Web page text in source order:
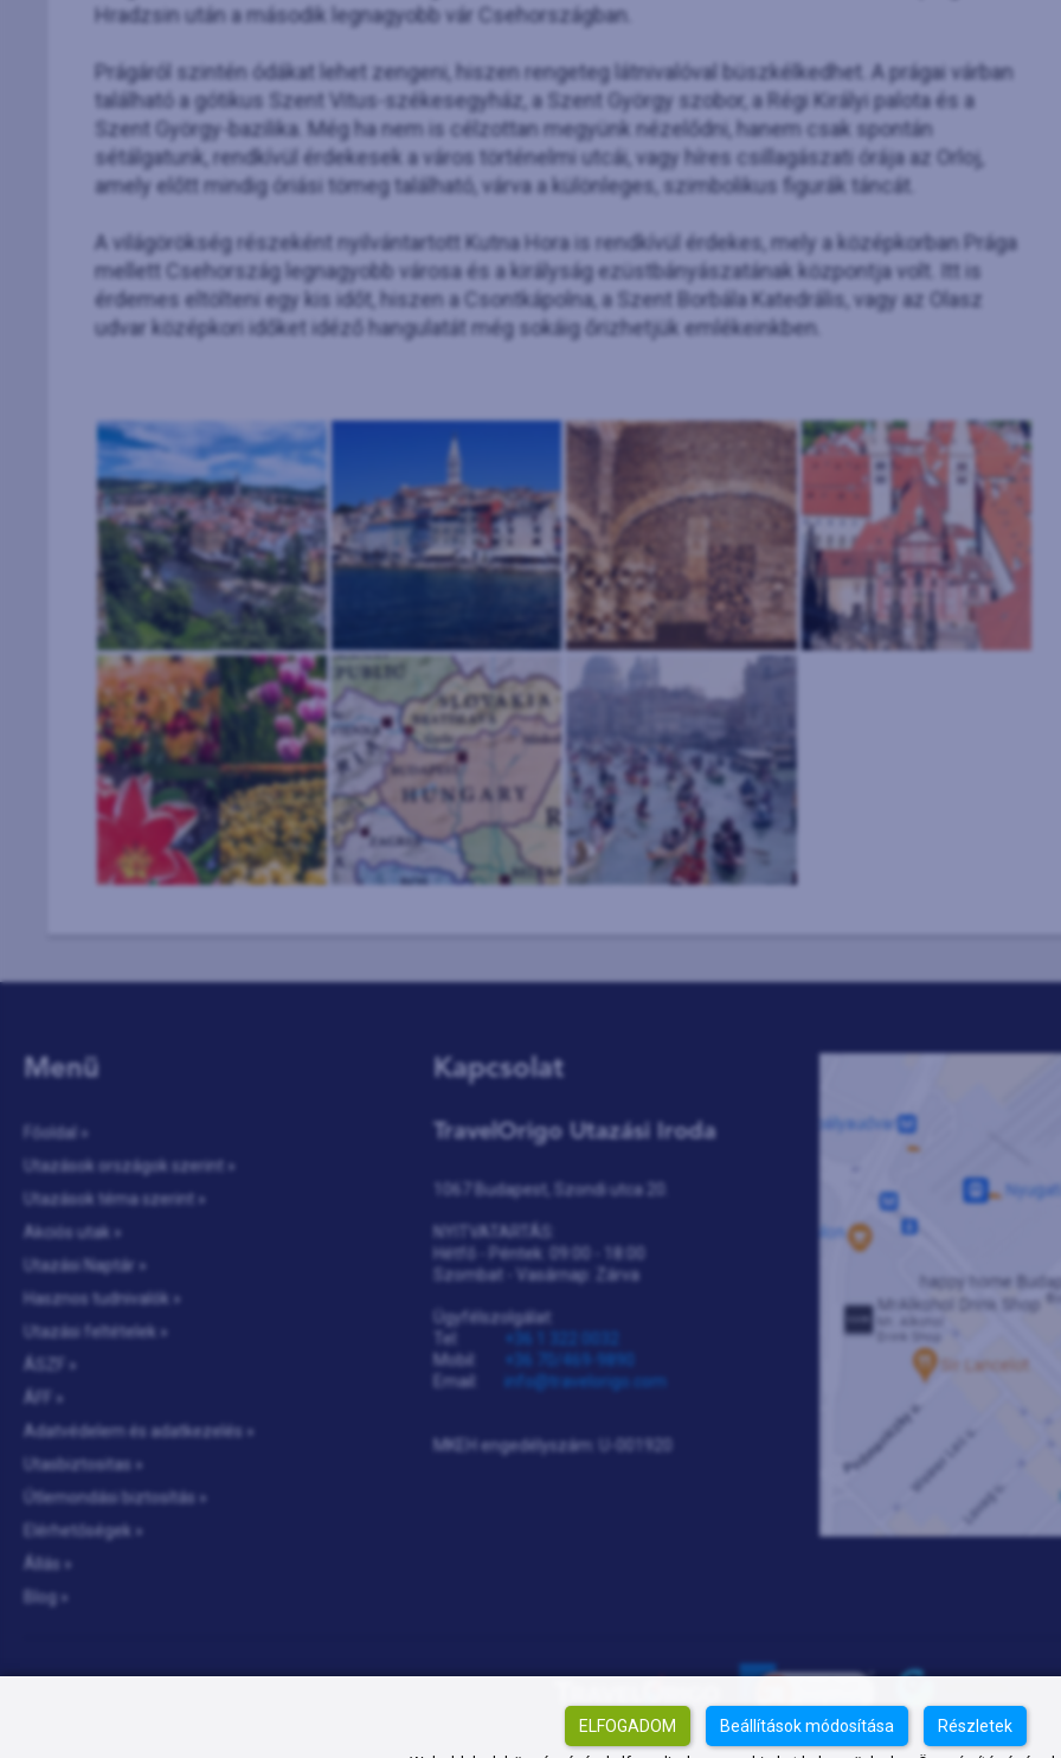
Hradzsin után a második legnagyobb vár Csehországban.
Prágáról szintén ódákat lehet zengeni, hiszen rengeteg látnivalóval büszkélkedhet. A prágai várban
található a gótikus Szent Vitus-székesegyház, a Szent György szobor, a Régi Királyi palota és a
Szent György-bazilika. Még ha nem is célzottan megyünk nézelődni, hanem csak spontán
sétálgatunk, rendkívül érdekesek a város történelmi utcái, vagy híres csillagászati órája az Orloj,
amely előtt mindig óriási tömeg található, várva a különleges, szimbolikus figurák táncát.
A világörökség részeként nyilvántartott Kutna Hora is rendkívül érdekes, mely a középkorban Prága
mellett Csehország legnagyobb városa és a királyság ezüstbányászatának központja volt. Itt is
érdemes eltölteni egy kis időt, hiszen a Csontkápolna, a Szent Borbála Katedrális, vagy az Olasz
udvar középkori időket idéző hangulatát még sokáig őrizhetjük emlékeinkben.
Menü
Főoldal »
Utazások országok szerint »
Utazások téma szerint »
Akciós utak »
Utazási Naptár »
Hasznos tudnivalók »
Utazási feltételek »
ÁSZF »
ÁFF »
Adatvédelem és adatkezelés »
Utasbiztositas »
Útlemondási biztosítás »
Elérhetőségek »
Állás »
Blog »
Kapcsolat
TravelOrigo Utazási Iroda
1067 Budapest, Szondi utca 20.
NYITVATARTÁS:
Hétfő - Péntek: 09:00 - 18:00
Szombat - Vasárnap: Zárva
Ügyfélszolgálat:
Tel:
+36 1 322 0032
Mobil:
+36 70/469-9890
Email:
info@travelorigo.com
MKEH engedélyszám: U-001920
ELFOGADOM Beállítások módosítása Részletek